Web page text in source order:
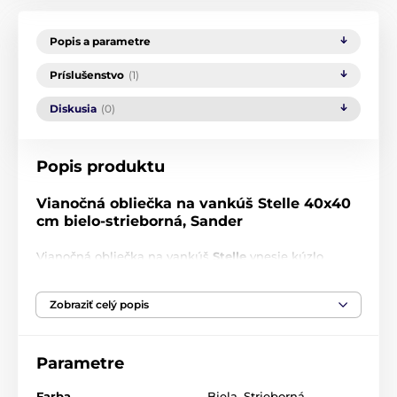
Popis a parametre
Príslušenstvo (1)
Diskusia (0)
Popis produktu
Vianočná obliečka na vankúš Stelle 40x40
cm bielo-strieborná, Sander
Vianočná obliečka na vankúš Stelle vnesie kúzlo
jemnému vzoru strieborných hviezdičiek na svetlom
pozadí vytvára vankúš elegantnú a slávnostnú
Ďalšie kúsky celej kolekcie
Zobraziť celý popis
Parametre